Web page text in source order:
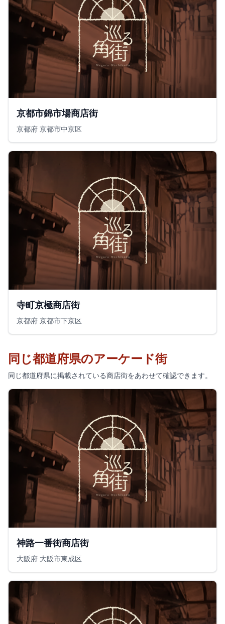
京都市錦市場商店街
京都府 京都市中京区
寺町京極商店街
京都府 京都市下京区
同じ都道府県のアーケード街
同じ都道府県に掲載されている商店街をあわせて確認できます。
神路一番街商店街
大阪府 大阪市東成区